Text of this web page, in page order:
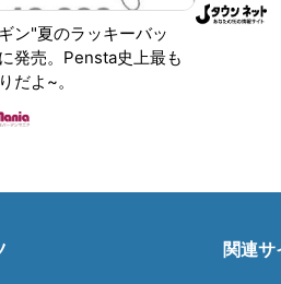
ン"夏のラッキーバッ
発売。Pensta史上最も
だよ~。
関連サ